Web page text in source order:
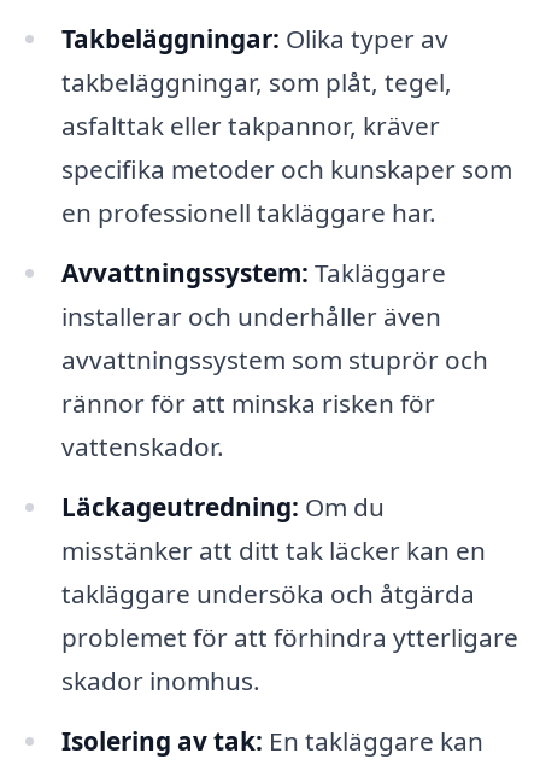
Takbeläggningar: Olika typer av
takbeläggningar, som plåt, tegel,
asfalttak eller takpannor, kräver
specifika metoder och kunskaper som
en professionell takläggare har.
Avvattningssystem: Takläggare
installerar och underhåller även
avvattningssystem som stuprör och
rännor för att minska risken för
vattenskador.
Läckageutredning: Om du
misstänker att ditt tak läcker kan en
takläggare undersöka och åtgärda
problemet för att förhindra ytterligare
skador inomhus.
Isolering av tak: En takläggare kan